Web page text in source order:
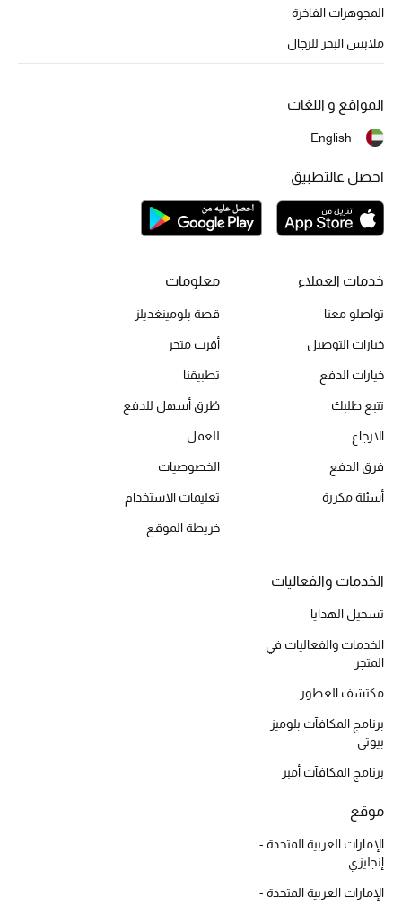
أحذية للأطفال
أبرز المصممين
تسوقوا الأحذية
الجمال
الجديد في عالم الجمال
العطور
مكتشف العطور
مستحضرات الاستحمام والعناية بالجسم
العناية بالشعر
الصحة والعافية
هدايا
مجموعة الجمال
الجمال في بلوميز
المجوهرات الفاخرة
ملابس البحر للرجال
خدمات العملاء
تواصلو معنا
خيارات التوصيل
خيارات الدفع
تتبع طلبك
الارجاع
فرق الدفع
أسئلة مكررة
معلومات
قصة بلومينغديلز
أقرب متجر
تطبيقنا
طُرق أسهل للدفع
للعمل
الخصوصيات
تعليمات الاستخدام
خريطة الموقع
الخدمات والفعاليات
تسجيل الهدايا
الخدمات والفعاليات في
المتجر
مكتشف العطور
برنامج المكافآت بلوميز
بيوتي
برنامج المكافآت أمبر
موقع
الإمارات العربية المتحدة -
إنجليزي
الإمارات العربية المتحدة -
المواقع و اللغات
English
احصل عالتطبيق